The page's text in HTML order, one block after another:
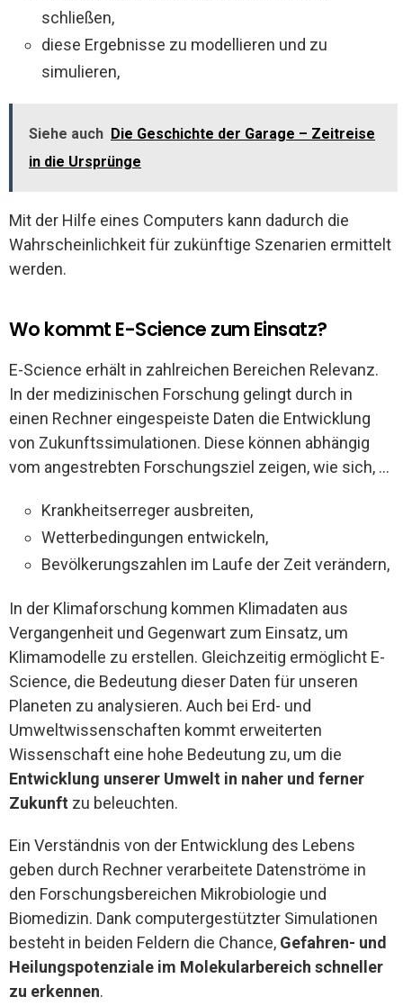
schließen,
diese Ergebnisse zu modellieren und zu
simulieren,
Siehe auch Die Geschichte der Garage – Zeitreise
in die Ursprünge
Mit der Hilfe eines Computers kann dadurch die
Wahrscheinlichkeit für zukünftige Szenarien ermittelt
werden.
Wo kommt E-Science zum Einsatz?
E-Science erhält in zahlreichen Bereichen Relevanz.
In der medizinischen Forschung gelingt durch in
einen Rechner eingespeiste Daten die Entwicklung
von Zukunftssimulationen. Diese können abhängig
vom angestrebten Forschungsziel zeigen, wie sich, …
Krankheitserreger ausbreiten,
Wetterbedingungen entwickeln,
Bevölkerungszahlen im Laufe der Zeit verändern,
In der Klimaforschung kommen Klimadaten aus
Vergangenheit und Gegenwart zum Einsatz, um
Klimamodelle zu erstellen. Gleichzeitig ermöglicht E-
Science, die Bedeutung dieser Daten für unseren
Planeten zu analysieren. Auch bei Erd- und
Umweltwissenschaften kommt erweiterten
Wissenschaft eine hohe Bedeutung zu, um die
Entwicklung unserer Umwelt in naher und ferner
Zukunft zu beleuchten.
Ein Verständnis von der Entwicklung des Lebens
geben durch Rechner verarbeitete Datenströme in
den Forschungsbereichen Mikrobiologie und
Biomedizin. Dank computergestützter Simulationen
besteht in beiden Feldern die Chance, Gefahren- und
Heilungspotenziale im Molekularbereich schneller
zu erkennen.